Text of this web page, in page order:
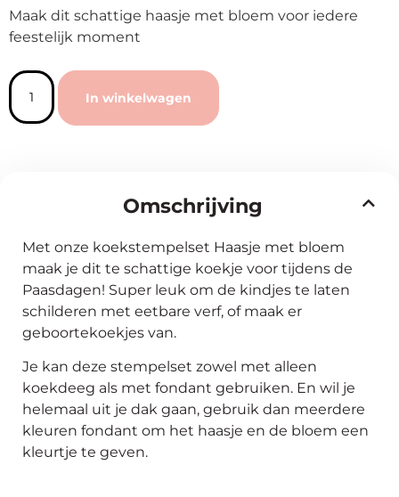
Maak dit schattige haasje met bloem voor iedere
feestelijk moment
In winkelwagen
Omschrijving
Met onze koekstempelset Haasje met bloem
maak je dit te schattige koekje voor tijdens de
Paasdagen! Super leuk om de kindjes te laten
schilderen met eetbare verf, of maak er
geboortekoekjes van.
Je kan deze stempelset zowel met alleen
koekdeeg als met fondant gebruiken. En wil je
helemaal uit je dak gaan, gebruik dan meerdere
kleuren fondant om het haasje en de bloem een
kleurtje te geven.